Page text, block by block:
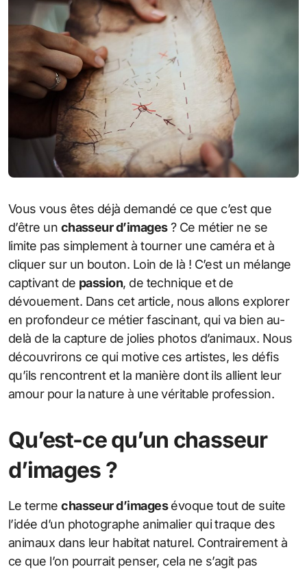
Vous vous êtes déjà demandé ce que c’est que
d’être un chasseur d’images? Ce métier ne se
limite pas simplement à tourner une caméra et à
cliquer sur un bouton. Loin de là ! C’est un mélange
captivant de passion, de technique et de
dévouement. Dans cet article, nous allons explorer
en profondeur ce métier fascinant, qui va bien au-
delà de la capture de jolies photos d’animaux. Nous
découvrirons ce qui motive ces artistes, les défis
qu’ils rencontrent et la manière dont ils allient leur
amour pour la nature à une véritable profession.
Qu’est-ce qu’un chasseur
d’images ?
Le termechasseur d’imagesévoque tout de suite
l’idée d’un photographe animalier qui traque des
animaux dans leur habitat naturel. Contrairement à
ce que l’on pourrait penser, cela ne s’agit pas